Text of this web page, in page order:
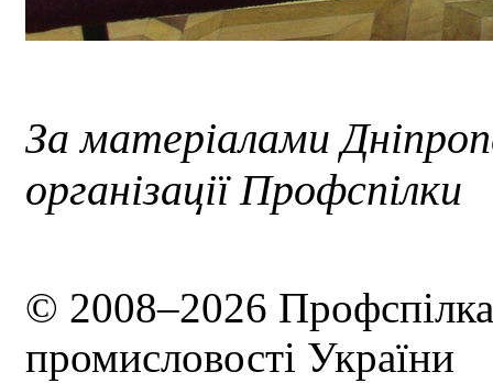
За матеріалами
організації Профспілки
© 2008–2026 Профспілка
промисловості України